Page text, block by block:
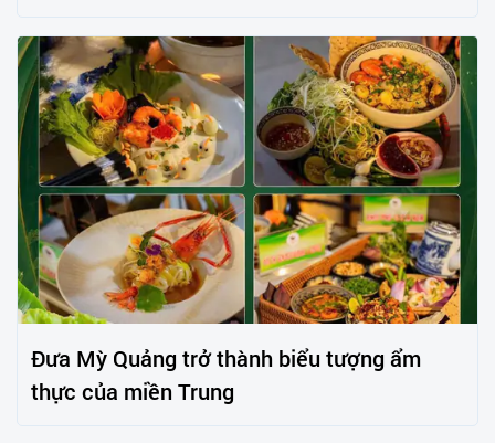
Đưa Mỳ Quảng trở thành biểu tượng ẩm
thực của miền Trung